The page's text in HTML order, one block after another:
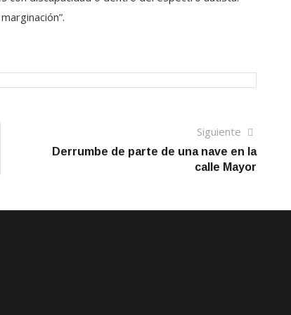
Siguiente
artículo
Derrumbe de parte de una nave en la
calle Mayor